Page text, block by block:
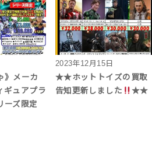
メーカ
ギュアプラ
ーズ限定
2023年12月15日
★★ホットトイズの買取
告知更新しました
★★